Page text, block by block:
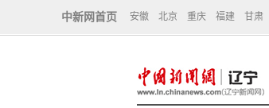
中新网首页 安徽 北京 重庆 福建 甘肃